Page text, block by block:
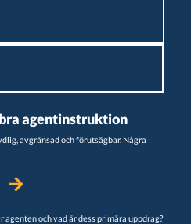
agentinstruktion
avgränsad och förutsägbar. Några
agenten och vad är dess primära uppdrag?